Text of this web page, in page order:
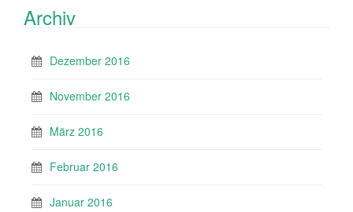
Archiv
Dezember 2016
November 2016
März 2016
Februar 2016
Januar 2016